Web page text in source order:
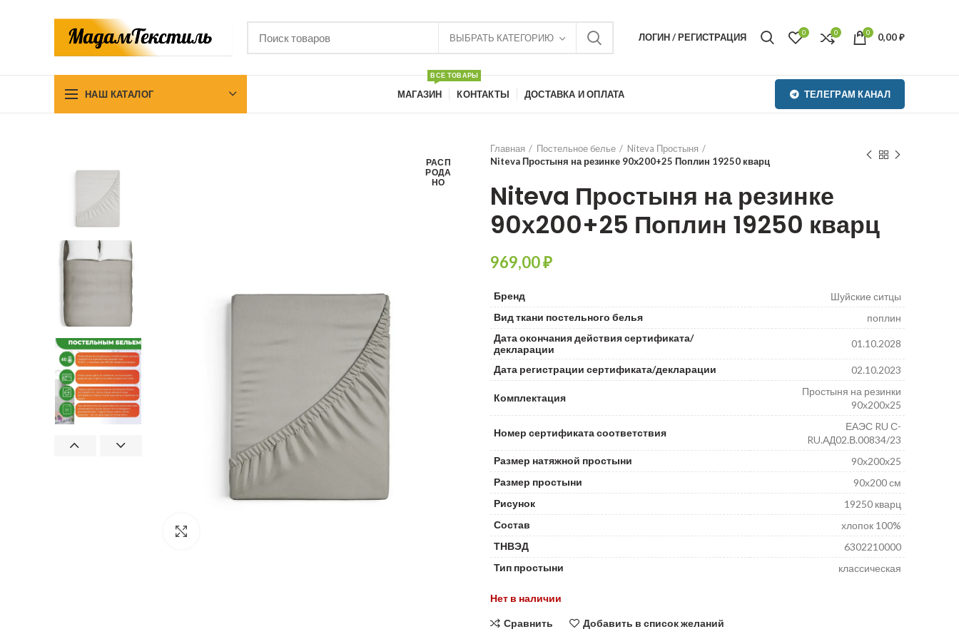
ВЫБРАТЬ КАТЕГОРИЮ ЛОГИН / РЕГИСТРАЦИЯ 0 0 0 0,00₽
НАШ КАТАЛОГ МАГАЗИН
ВСЕ ТОВАРЫ
КОНТАКТЫ ДОСТАВКА И ОПЛАТА ТЕЛЕГРАМ КАНАЛ
РАСП
РОДА
НО
Главная Постельное белье
Niteva Простыня
Niteva Простыня на резинке 90х200+25 Поплин 19250 кварц
₽
₽
Niteva Простыня на резинке
90х200+25 Поплин 19250 кварц
₽
Бренд
Шуйские ситцы
Вид ткани постельного белья
поплин
Дата окончания действия сертификата/
декларации
01.10.2028
Дата регистрации сертификата/декларации 02.10.2023
Комплектация
Простыня на резинки
90х200х25
Номер сертификата соответствия
ЕАЭС RU С-
RU.АД02.В.00834/23
Размер натяжной простыни
90х200х25
Размер простыни
90х200 см
Рисунок
19250 кварц
Состав
хлопок 100%
ТНВЭД
6302210000
Тип простыни
классическая
Нет в наличии
Сравнить Добавить в список желаний